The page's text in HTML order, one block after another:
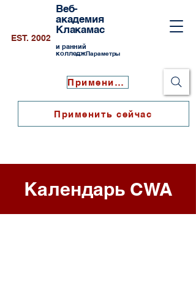
Веб-
академия
Клакамас
и ранний
колледжПараметры
EST. 2002
Применить сейчас
Применить сейчас
Календарь CWA